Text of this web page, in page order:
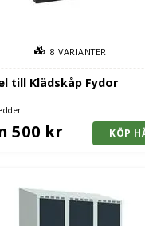
till Klädskåp Fydor
8VARIANTER
500 kr